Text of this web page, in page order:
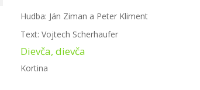
Hudba: Ján Ziman a Peter Kliment
Text: Vojtech Scherhaufer
Dievča, dievča
Kortina